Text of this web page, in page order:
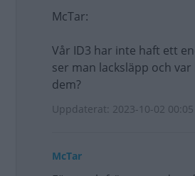
McTar:
Vår ID3 har inte haft ett
ser man lacksläpp och var
dem?
Uppdaterat: 2023-10-02 00:05
McTar